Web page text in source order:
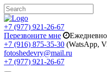
+7 (977) 921-26-67
Перезвоните мне
+7 (916) 875-35-30 (WatsApp,
fotoshedevry@mail.ru
+7 (977) 921-26-67